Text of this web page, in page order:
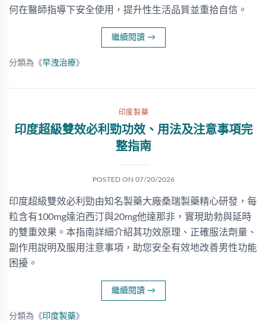
何在醫師指導下安全使用，提升性生活品質並重拾自信。
繼續閱讀 →
分類為《早洩治療》
印度製藥
印度超級雙效必利勁功效、用法及注意事項完
整指南
POSTED ON 07/20/2026
印度超級雙效必利勁由知名製藥大廠桑瑞製藥精心研發，每
粒含有100mg達泊西汀與20mg他達那非，實現助勃與延時
的雙重效果。本指南詳細介紹其功效原理、正確服法劑量、
副作用說明及服用注意事項，助您安全有效地改善男性功能
困擾。
繼續閱讀 →
分類為《印度製藥》